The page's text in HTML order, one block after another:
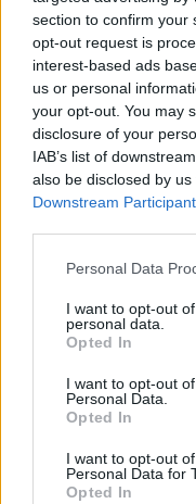
section to confirm your
opt-out request is
interest-based ads
us or personal
your opt-out. You may
disclosure of your
IAB’s list of
also be disclosed by
Downstream
Personal Data
I want to opt-out
personal data.
Opted In
I want to opt-out
Personal Data.
Opted In
I want to opt-out
Personal Data for
Opted In
Изкуствен
07.08.2026 / 15:30